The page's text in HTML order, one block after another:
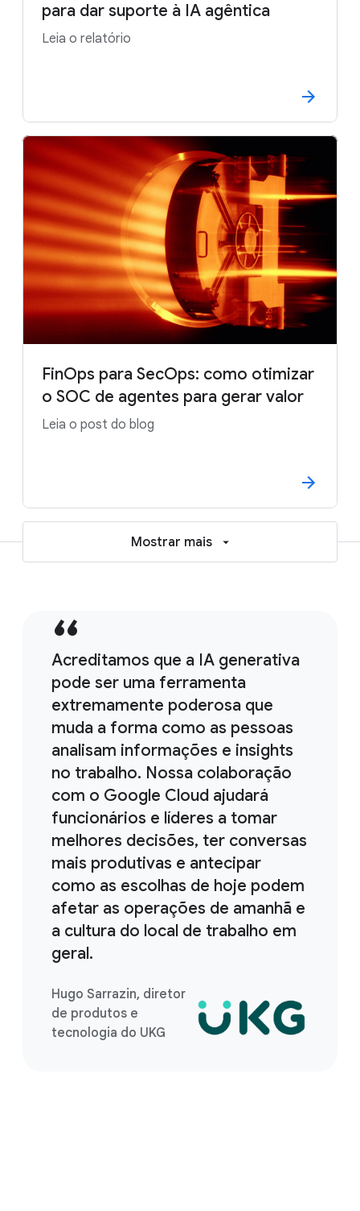
para dar suporte à IA agêntica
Leia o relatório
FinOps para SecOps: como otimizar
o SOC de agentes para gerar valor
Leia o post do blog
Mostrar mais
Acreditamos que a IA generativa
pode ser uma ferramenta
extremamente poderosa que
muda a forma como as pessoas
analisam informações e insights
no trabalho. Nossa colaboração
com o Google Cloud ajudará
funcionários e líderes a tomar
melhores decisões, ter conversas
mais produtivas e antecipar
como as escolhas de hoje podem
afetar as operações de amanhã e
a cultura do local de trabalho em
geral.
Hugo Sarrazin, diretor
de produtos e
tecnologia do UKG